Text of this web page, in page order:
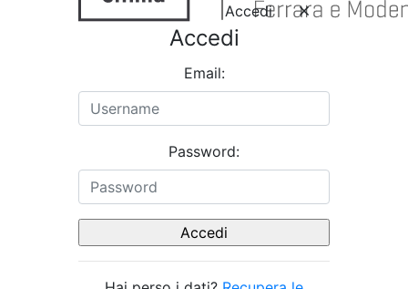
Accedi
Accedi
Email:
Password: